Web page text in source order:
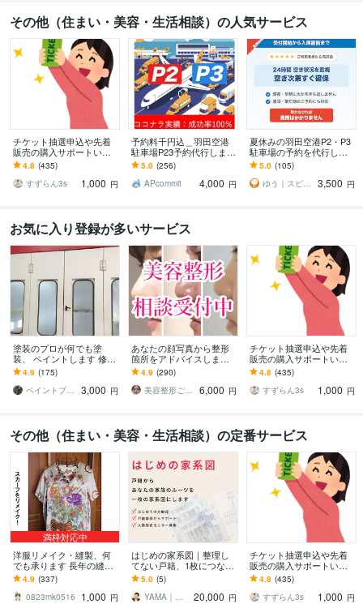
その他（住まい・美容・生活相談）の人気サービス
チケット抽選申込や先着
販売の購入サポートいた
します 申込口数の必要な
方、チケ発が出来ない方
は是非ご連絡下さい。
4.8 (435)
すずらん3s
1,000 円
予約料千円込＿羽田空港
駐車場P23予約代行します
[実績100%※の成功率/1000
円込！]評価を参照下さい
5.0 (256)
APcommit
4,000 円
夏休みの羽田空港P2・P3
駐車場の予約を代行しま
す 手数料込み・満車もキ
ャンセル待ち対応
5.0 (105)
ゆう｜スピード予約代行
3,500 円
お気に入り登録が多いサービス
塗装のプロが何でも塗
装、 ペイントします 修理
塗装可能かどうかまずは
ご相談下さい。
4.9 (175)
ペイントプロK
3,000 円
あなたの顔写真から整形
箇所をアドバイスします
整形歴17年の経験を活か
し、丁寧にアドバイスし
ます
4.9 (290)
美容整形ごまちゃん
6,000 円
チケット抽選申込や先着
販売の購入サポートいた
します 申込口数の必要な
方、チケ発が出来ない方
は是非ご連絡下さい。
4.8 (435)
すずらん3s
1,000 円
その他（住まい・美容・生活相談）の定番サービス
満枠対応中
洋服リメイク・縫製、何
でも承ります 長年の縫製
職の経験・確かな技術を
もとにご要望を承りま
す！
4.9 (337)
0823mk0516
1,000 円
はじめの家系図｜整理し
てない戸籍、1枚につなげ
ます 「何が分かってい
て、何が分からないか」
失敗しない家系図づくり
5.0 (5)
YAMA｜ルーツの旅の案内人
20,000 円
チケット抽選申込や先着
販売の購入サポートいた
します 申込口数の必要な
方、チケ発が出来ない方
は是非ご連絡下さい。
4.8 (435)
すずらん3s
1,000 円